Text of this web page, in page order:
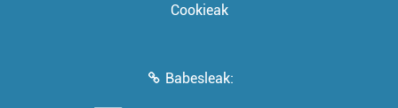
Cookieak
Babesleak: